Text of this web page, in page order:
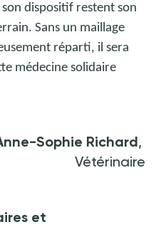
dispositif restent son
Sans un maillage
réparti, il sera
médecine solidaire
Sophie Richard,
Vétérinaire
et